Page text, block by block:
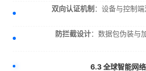
双向认证机制 ：设备与控制
防拦截设计：数据包伪装与
6.3 全球智能网络